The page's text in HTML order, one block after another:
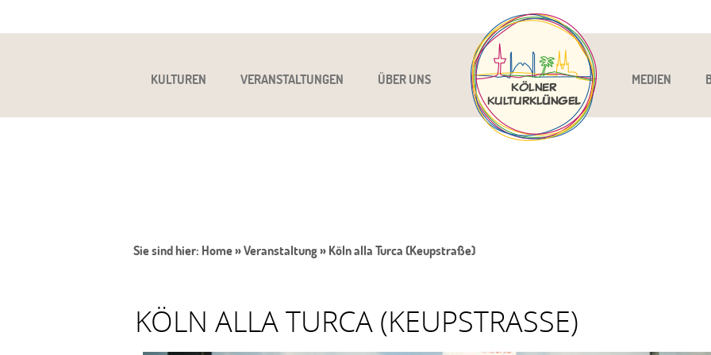
KULTUREN VERANSTALTUNGEN ÜBER UNS MEDIEN
Sie sind hier: Home»Veranstaltung» Köln alla Turca (Keupstraße)
KÖLN ALLA TURCA (KEUPSTRASSE)